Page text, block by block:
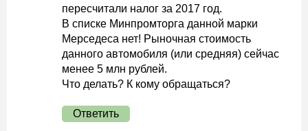
пересчитали налог за 2017 год.
В списке Минпромторга данной марки
Мерседеса нет! Рыночная стоимость
данного автомобиля (или средняя) сейчас
менее 5 млн рублей.
Что делать? К кому обращаться?
Ответить